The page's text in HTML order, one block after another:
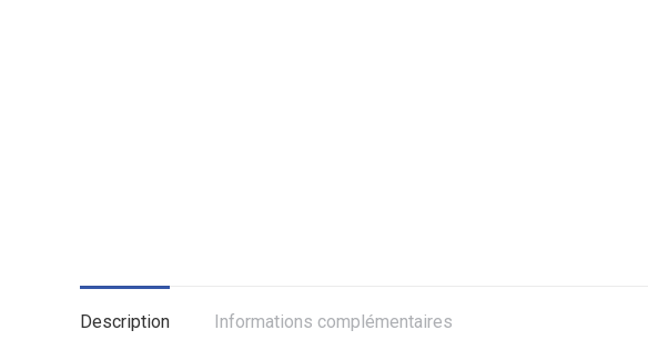
Description Informations complémentaires